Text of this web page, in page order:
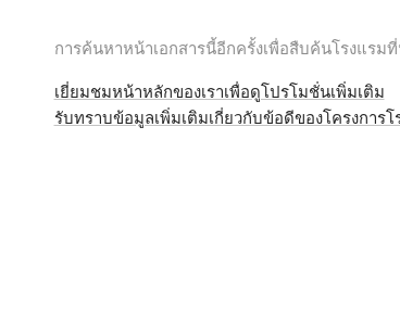
การค้นหาหน้าเอกสารนี้อีกครั้งเพื่อสืบค้นโรงแรม
เยี่ยมชมหน้าหลักของเราเพื่อดูโปรโมชั่นเพิ่มเติม
รับทราบข้อมูลเพิ่มเติมเกี่ยวกับข้อดีของโครงการ